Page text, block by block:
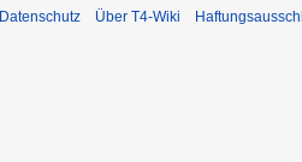
Datenschutz Über T4-Wiki